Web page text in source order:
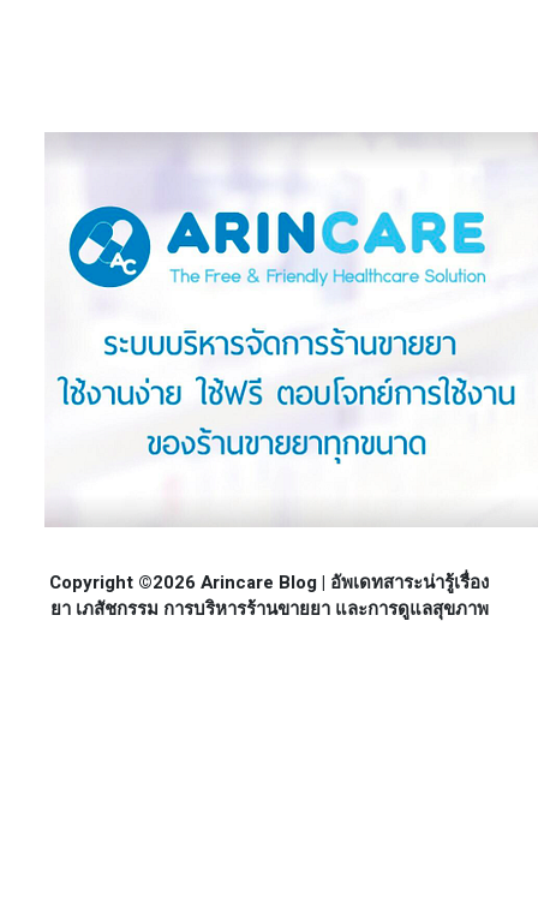
Copyright ©2026 Arincare Blog | อัพเดทสาระน่ารู้เรื่อง
ยา เภสัชกรรม การบริหารร้านขายยา และการดูแลสุขภาพ